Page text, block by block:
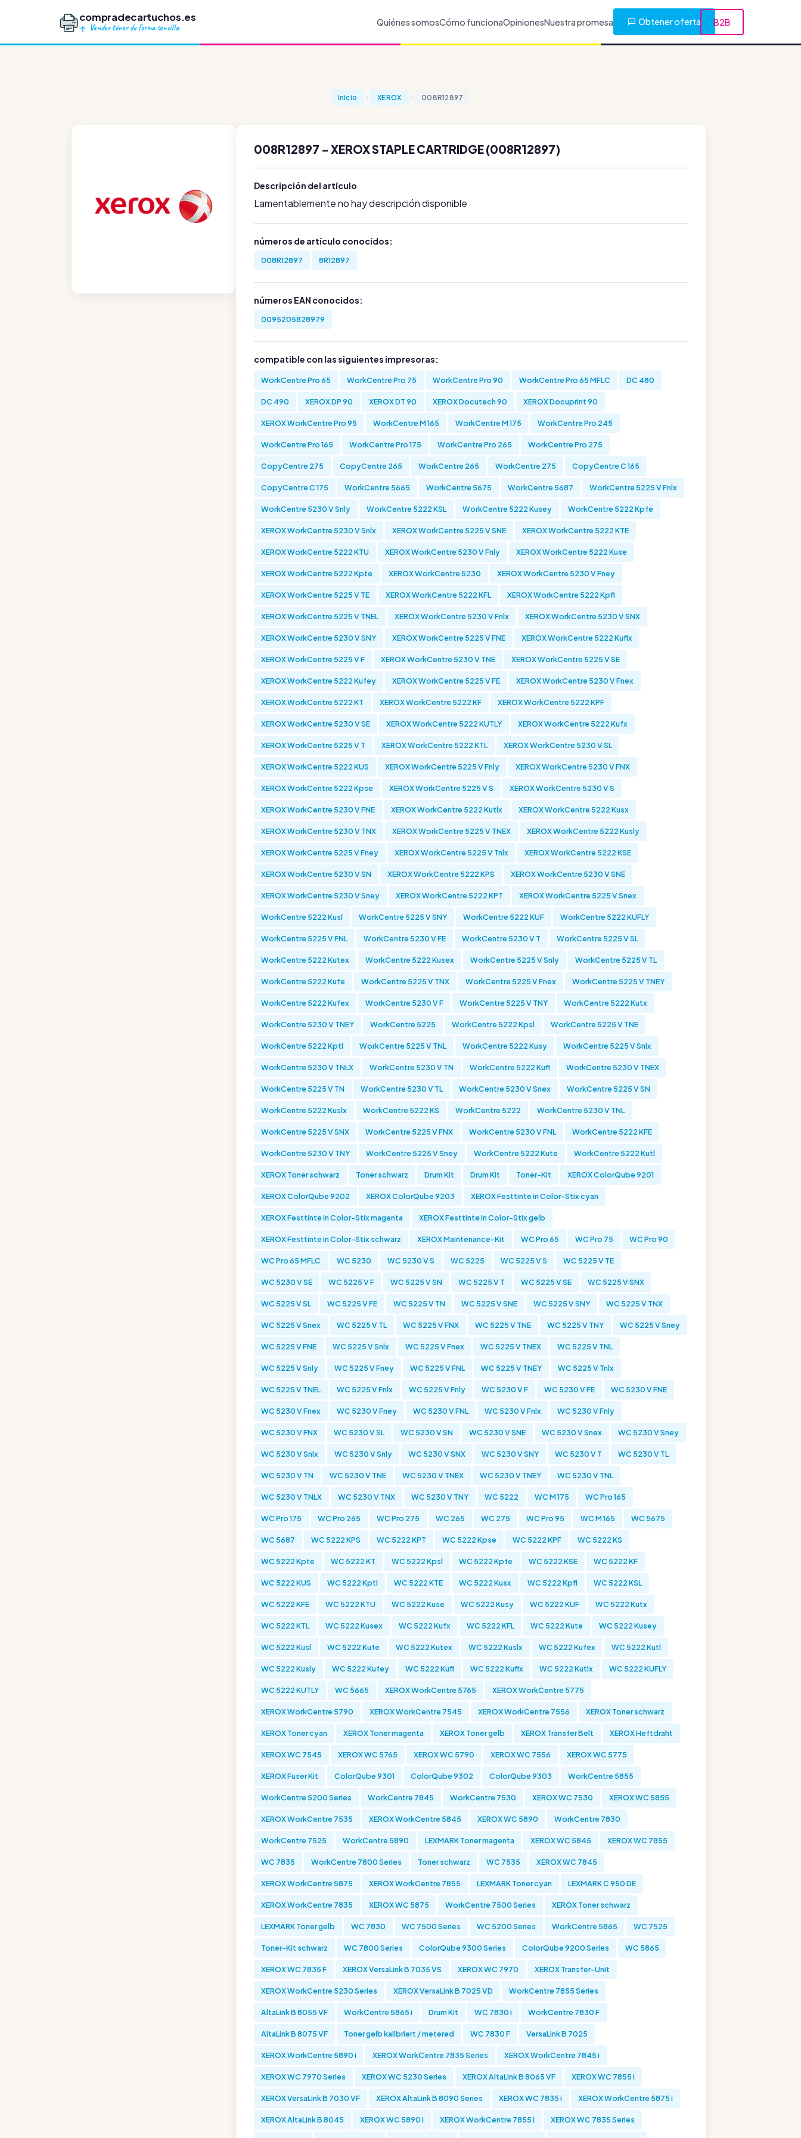
compradecartuchos.es
Vender tóner de forma sencilla
Quiénes somosCómo funcionaOpinionesNuestra promesa Obtener oferta B2B
Inicio XEROX 008R12897
008R12897 - XEROX STAPLE CARTRIDGE (008R12897)
Descripción del artículo
Lamentablemente no hay descripción disponible
números de artículo conocidos:
008R12897 8R12897
números EAN conocidos:
0095205828979
compatible con las siguientes impresoras:
WorkCentre Pro 65 WorkCentre Pro 75 WorkCentre Pro 90 WorkCentre Pro 65 MFLC DC 480
DC 490 XEROX DP 90 XEROX DT 90 XEROX Docutech 90 XEROX Docuprint 90
XEROX WorkCentre Pro 95 WorkCentre M 165 WorkCentre M 175 WorkCentre Pro 245
WorkCentre Pro 165 WorkCentre Pro 175 WorkCentre Pro 265 WorkCentre Pro 275
CopyCentre 275 CopyCentre 265 WorkCentre 265 WorkCentre 275 CopyCentre C 165
CopyCentre C 175 WorkCentre 5665 WorkCentre 5675 WorkCentre 5687 WorkCentre 5225 V Fnlx
WorkCentre 5230 V Snly WorkCentre 5222 KSL WorkCentre 5222 Kusey WorkCentre 5222 Kpfe
XEROX WorkCentre 5230 V Snlx XEROX WorkCentre 5225 V SNE XEROX WorkCentre 5222 KTE
XEROX WorkCentre 5222 KTU XEROX WorkCentre 5230 V Fnly XEROX WorkCentre 5222 Kuse
XEROX WorkCentre 5222 Kpte XEROX WorkCentre 5230 XEROX WorkCentre 5230 V Fney
XEROX WorkCentre 5225 V TE XEROX WorkCentre 5222 KFL XEROX WorkCentre 5222 Kpfl
XEROX WorkCentre 5225 V TNEL XEROX WorkCentre 5230 V Fnlx XEROX WorkCentre 5230 V SNX
XEROX WorkCentre 5230 V SNY XEROX WorkCentre 5225 V FNE XEROX WorkCentre 5222 Kuflx
XEROX WorkCentre 5225 V F XEROX WorkCentre 5230 V TNE XEROX WorkCentre 5225 V SE
XEROX WorkCentre 5222 Kufey XEROX WorkCentre 5225 V FE XEROX WorkCentre 5230 V Fnex
XEROX WorkCentre 5222 KT XEROX WorkCentre 5222 KF XEROX WorkCentre 5222 KPF
XEROX WorkCentre 5230 V SE XEROX WorkCentre 5222 KUTLY XEROX WorkCentre 5222 Kufx
XEROX WorkCentre 5225 V T XEROX WorkCentre 5222 KTL XEROX WorkCentre 5230 V SL
XEROX WorkCentre 5222 KUS XEROX WorkCentre 5225 V Fnly XEROX WorkCentre 5230 V FNX
XEROX WorkCentre 5222 Kpse XEROX WorkCentre 5225 V S XEROX WorkCentre 5230 V S
XEROX WorkCentre 5230 V FNE XEROX WorkCentre 5222 Kutlx XEROX WorkCentre 5222 Kusx
XEROX WorkCentre 5230 V TNX XEROX WorkCentre 5225 V TNEX XEROX WorkCentre 5222 Kusly
XEROX WorkCentre 5225 V Fney XEROX WorkCentre 5225 V Tnlx XEROX WorkCentre 5222 KSE
XEROX WorkCentre 5230 V SN XEROX WorkCentre 5222 KPS XEROX WorkCentre 5230 V SNE
XEROX WorkCentre 5230 V Sney XEROX WorkCentre 5222 KPT XEROX WorkCentre 5225 V Snex
WorkCentre 5222 Kusl WorkCentre 5225 V SNY WorkCentre 5222 KUF WorkCentre 5222 KUFLY
WorkCentre 5225 V FNL WorkCentre 5230 V FE WorkCentre 5230 V T WorkCentre 5225 V SL
WorkCentre 5222 Kutex WorkCentre 5222 Kusex WorkCentre 5225 V Snly WorkCentre 5225 V TL
WorkCentre 5222 Kufe WorkCentre 5225 V TNX WorkCentre 5225 V Fnex WorkCentre 5225 V TNEY
WorkCentre 5222 Kufex WorkCentre 5230 V F WorkCentre 5225 V TNY WorkCentre 5222 Kutx
WorkCentre 5230 V TNEY WorkCentre 5225 WorkCentre 5222 Kpsl WorkCentre 5225 V TNE
WorkCentre 5222 Kptl WorkCentre 5225 V TNL WorkCentre 5222 Kusy WorkCentre 5225 V Snlx
WorkCentre 5230 V TNLX WorkCentre 5230 V TN WorkCentre 5222 Kufl WorkCentre 5230 V TNEX
WorkCentre 5225 V TN WorkCentre 5230 V TL WorkCentre 5230 V Snex WorkCentre 5225 V SN
WorkCentre 5222 Kuslx WorkCentre 5222 KS WorkCentre 5222 WorkCentre 5230 V TNL
WorkCentre 5225 V SNX WorkCentre 5225 V FNX WorkCentre 5230 V FNL WorkCentre 5222 KFE
WorkCentre 5230 V TNY WorkCentre 5225 V Sney WorkCentre 5222 Kute WorkCentre 5222 Kutl
XEROX Toner schwarz Toner schwarz Drum Kit Drum Kit Toner-Kit XEROX ColorQube 9201
XEROX ColorQube 9202 XEROX ColorQube 9203 XEROX Festtinte in Color-Stix cyan
XEROX Festtinte in Color-Stix magenta XEROX Festtinte in Color-Stix gelb
XEROX Festtinte in Color-Stix schwarz XEROX Maintenance-Kit WC Pro 65 WC Pro 75 WC Pro 90
WC Pro 65 MFLC WC 5230 WC 5230 V S WC 5225 WC 5225 V S WC 5225 V TE
WC 5230 V SE WC 5225 V F WC 5225 V SN WC 5225 V T WC 5225 V SE WC 5225 V SNX
WC 5225 V SL WC 5225 V FE WC 5225 V TN WC 5225 V SNE WC 5225 V SNY WC 5225 V TNX
WC 5225 V Snex WC 5225 V TL WC 5225 V FNX WC 5225 V TNE WC 5225 V TNY WC 5225 V Sney
WC 5225 V FNE WC 5225 V Snlx WC 5225 V Fnex WC 5225 V TNEX WC 5225 V TNL
WC 5225 V Snly WC 5225 V Fney WC 5225 V FNL WC 5225 V TNEY WC 5225 V Tnlx
WC 5225 V TNEL WC 5225 V Fnlx WC 5225 V Fnly WC 5230 V F WC 5230 V FE WC 5230 V FNE
WC 5230 V Fnex WC 5230 V Fney WC 5230 V FNL WC 5230 V Fnlx WC 5230 V Fnly
WC 5230 V FNX WC 5230 V SL WC 5230 V SN WC 5230 V SNE WC 5230 V Snex WC 5230 V Sney
WC 5230 V Snlx WC 5230 V Snly WC 5230 V SNX WC 5230 V SNY WC 5230 V T WC 5230 V TL
WC 5230 V TN WC 5230 V TNE WC 5230 V TNEX WC 5230 V TNEY WC 5230 V TNL
WC 5230 V TNLX WC 5230 V TNX WC 5230 V TNY WC 5222 WC M 175 WC Pro 165
WC Pro 175 WC Pro 265 WC Pro 275 WC 265 WC 275 WC Pro 95 WC M 165 WC 5675
WC 5687 WC 5222 KPS WC 5222 KPT WC 5222 Kpse WC 5222 KPF WC 5222 KS
WC 5222 Kpte WC 5222 KT WC 5222 Kpsl WC 5222 Kpfe WC 5222 KSE WC 5222 KF
WC 5222 KUS WC 5222 Kptl WC 5222 KTE WC 5222 Kusx WC 5222 Kpfl WC 5222 KSL
WC 5222 KFE WC 5222 KTU WC 5222 Kuse WC 5222 Kusy WC 5222 KUF WC 5222 Kutx
WC 5222 KTL WC 5222 Kusex WC 5222 Kufx WC 5222 KFL WC 5222 Kute WC 5222 Kusey
WC 5222 Kusl WC 5222 Kufe WC 5222 Kutex WC 5222 Kuslx WC 5222 Kufex WC 5222 Kutl
WC 5222 Kusly WC 5222 Kufey WC 5222 Kufl WC 5222 Kuflx WC 5222 Kutlx WC 5222 KUFLY
WC 5222 KUTLY WC 5665 XEROX WorkCentre 5765 XEROX WorkCentre 5775
XEROX WorkCentre 5790 XEROX WorkCentre 7545 XEROX WorkCentre 7556 XEROX Toner schwarz
XEROX Toner cyan XEROX Toner magenta XEROX Toner gelb XEROX Transfer Belt XEROX Heftdraht
XEROX WC 7545 XEROX WC 5765 XEROX WC 5790 XEROX WC 7556 XEROX WC 5775
XEROX Fuser Kit ColorQube 9301 ColorQube 9302 ColorQube 9303 WorkCentre 5855
WorkCentre 5200 Series WorkCentre 7845 WorkCentre 7530 XEROX WC 7530 XEROX WC 5855
XEROX WorkCentre 7535 XEROX WorkCentre 5845 XEROX WC 5890 WorkCentre 7830
WorkCentre 7525 WorkCentre 5890 LEXMARK Toner magenta XEROX WC 5845 XEROX WC 7855
WC 7835 WorkCentre 7800 Series Toner schwarz WC 7535 XEROX WC 7845
XEROX WorkCentre 5875 XEROX WorkCentre 7855 LEXMARK Toner cyan LEXMARK C 950 DE
XEROX WorkCentre 7835 XEROX WC 5875 WorkCentre 7500 Series XEROX Toner schwarz
LEXMARK Toner gelb WC 7830 WC 7500 Series WC 5200 Series WorkCentre 5865 WC 7525
Toner-Kit schwarz WC 7800 Series ColorQube 9300 Series ColorQube 9200 Series WC 5865
XEROX WC 7835 F XEROX VersaLink B 7035 VS XEROX WC 7970 XEROX Transfer-Unit
XEROX WorkCentre 5230 Series XEROX VersaLink B 7025 VD WorkCentre 7855 Series
AltaLink B 8055 VF WorkCentre 5865 i Drum Kit WC 7830 i WorkCentre 7830 F
AltaLink B 8075 VF Toner gelb kalibriert / metered WC 7830 F VersaLink B 7025
XEROX WorkCentre 5890 i XEROX WorkCentre 7835 Series XEROX WorkCentre 7845 i
XEROX WC 7970 Series XEROX WC 5230 Series XEROX AltaLink B 8065 VF XEROX WC 7855 i
XEROX VersaLink B 7030 VF XEROX AltaLink B 8090 Series XEROX WC 7835 i XEROX WorkCentre 5875 i
XEROX AltaLink B 8045 XEROX WC 5890 i XEROX WorkCentre 7855 i XEROX WC 7835 Series